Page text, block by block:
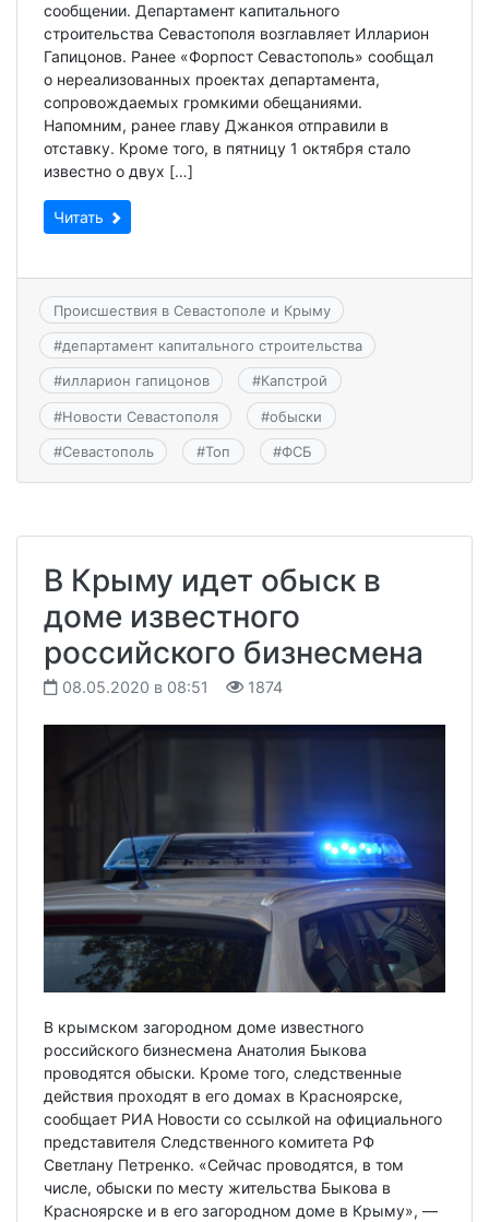
сообщении. Департамент капитального
строительства Севастополя возглавляет Илларион
Гапицонов. Ранее «Форпост Севастополь» сообщал
о нереализованных проектах департамента,
сопровождаемых громкими обещаниями.
Напомним, ранее главу Джанкоя отправили в
отставку. Кроме того, в пятницу 1 октября стало
известно о двух […]
Читать
Происшествия в Севастополе и Крыму
#департамент капитального строительства
#илларион гапицонов #Капстрой
#Новости Севастополя #обыски
#Севастополь #Топ #ФСБ
В Крыму идет обыск в
доме известного
российского бизнесмена
08.05.2020 в 08:51 1874
В крымском загородном доме известного
российского бизнесмена Анатолия Быкова
проводятся обыски. Кроме того, следственные
действия проходят в его домах в Красноярске,
сообщает РИА Новости со ссылкой на официального
представителя Следственного комитета РФ
Светлану Петренко. «Сейчас проводятся, в том
числе, обыски по месту жительства Быкова в
Красноярске и в его загородном доме в Крыму», —